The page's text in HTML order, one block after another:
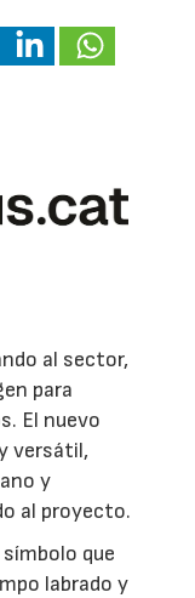
al sector,
para
El nuevo
versátil,
y
al proyecto.
que
labrado y